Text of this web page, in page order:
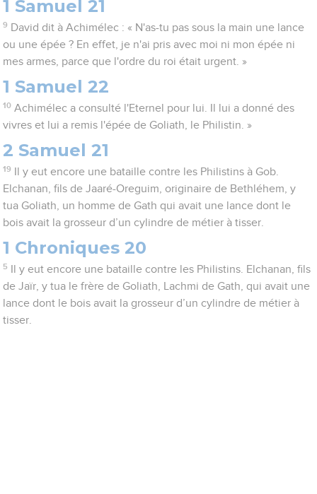
1 Samuel 21
9 David dit à Achimélec : « N'as-tu pas sous la main une lance
ou une épée ? En effet, je n'ai pris avec moi ni mon épée ni
mes armes, parce que l'ordre du roi était urgent. »
1 Samuel 22
10 Achimélec a consulté l'Eternel pour lui. Il lui a donné des
vivres et lui a remis l'épée de Goliath, le Philistin. »
2 Samuel 21
19
Il y eut encore une bataille contre les Philistins à Gob.
Elchanan, fils de Jaaré-Oreguim, originaire de Bethléhem, y
tua Goliath, un homme de Gath qui avait une lance dont le
bois avait la grosseur d’un cylindre de métier à tisser.
1 Chroniques 20
5
Il y eut encore une bataille contre les Philistins. Elchanan, fils
de Jaïr, y tua le frère de Goliath, Lachmi de Gath, qui avait une
lance dont le bois avait la grosseur d’un cylindre de métier à
tisser.